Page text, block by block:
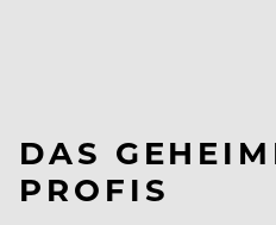
DAS
PROFIS